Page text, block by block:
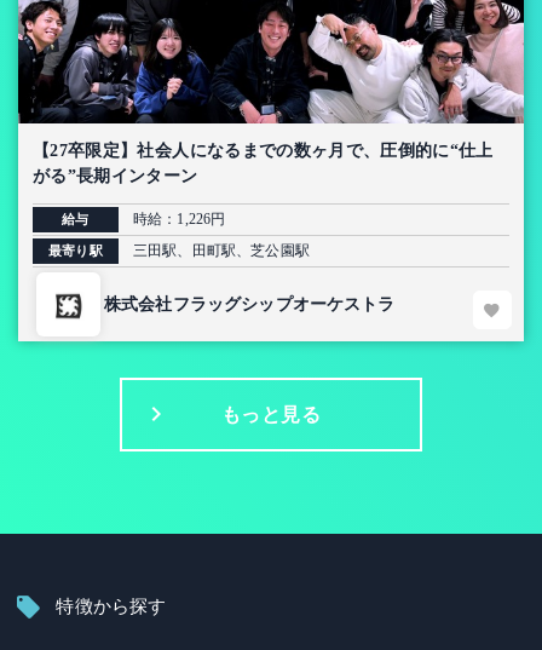
【27卒限定】社会人になるまでの数ヶ月で、圧倒的に“仕上
がる”長期インターン
給与 時給：1,226円
最寄り駅 三田駅、田町駅、芝公園駅
株式会社フラッグシップオーケストラ
もっと見る
特徴から探す